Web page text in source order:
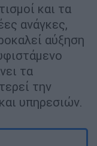
και τα
ανάγκες,
αύξηση
τα
την
υπηρεσιών.